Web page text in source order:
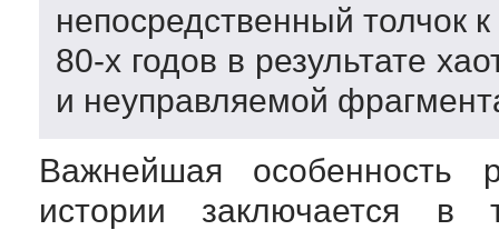
непосредственный толчок
80-х годов в результате
и неуправляемой
Важнейшая особенность
истории заключается в